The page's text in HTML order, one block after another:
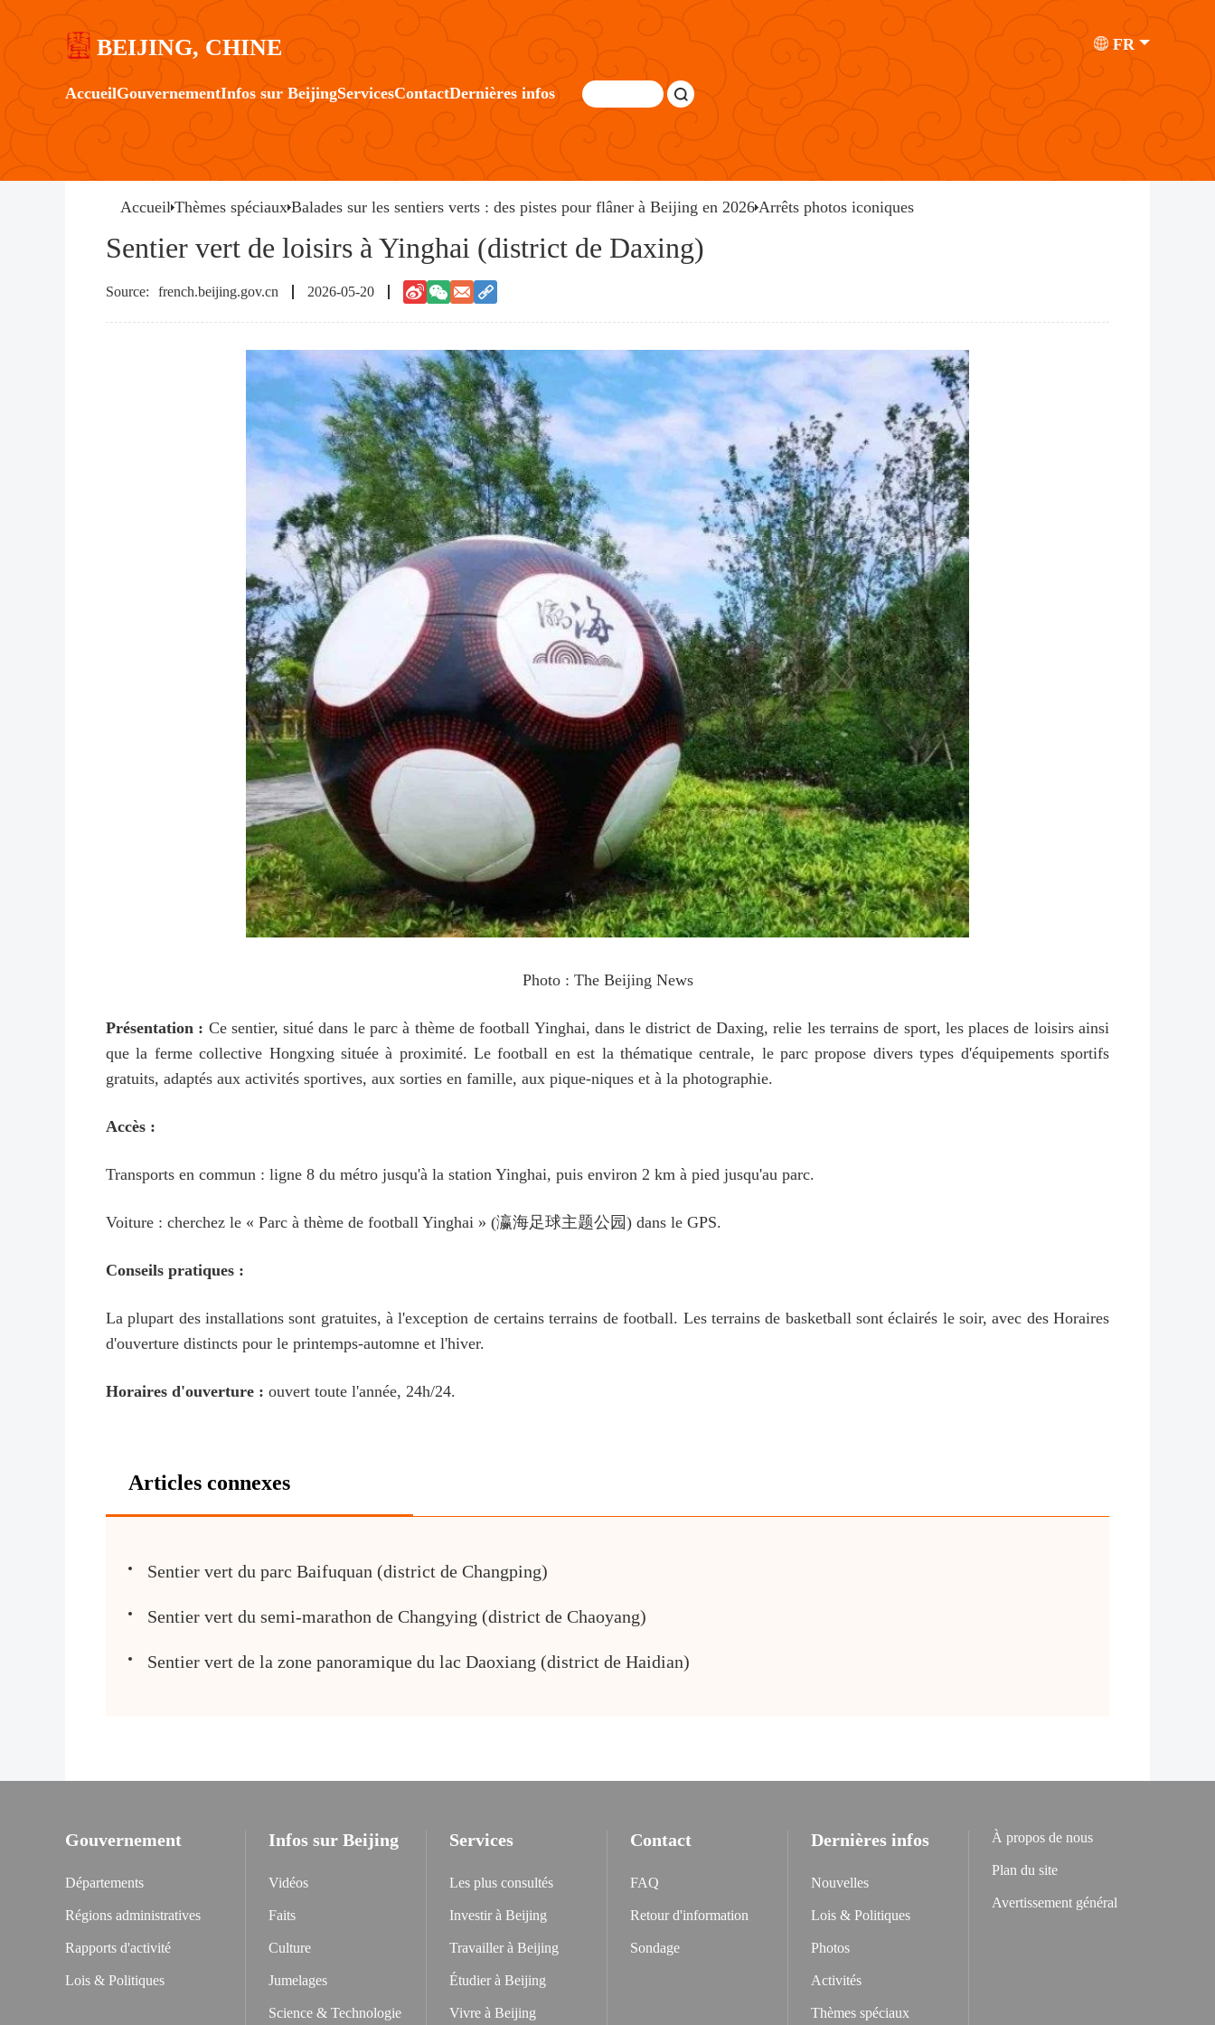
BEIJING, CHINE FR
AccueilGouvernementInfos sur BeijingServicesContactDernières infos
Accueil Thèmes spéciaux Balades sur les sentiers verts : des pistes pour flâner à Beijing en 2026 Arrêts photos iconiques
Sentier vert de loisirs à Yinghai (district de Daxing)
french.beijing.gov.cn 2026-05-20
Photo : The Beijing News
Présentation : Ce sentier, situé dans le parc à thème de football Yinghai, dans le district de Daxing, relie les terrains de sport, les places de loisirs ainsi
que la ferme collective Hongxing située à proximité. Le football en est la thématique centrale, le parc propose divers types d'équipements sportifs
gratuits, adaptés aux activités sportives, aux sorties en famille, aux pique-niques et à la photographie.
Accès :
Transports en commun : ligne 8 du métro jusqu'à la station Yinghai, puis environ 2 km à pied jusqu'au parc.
Voiture : cherchez le « Parc à thème de football Yinghai » (瀛海足球主题公园) dans le GPS.
Conseils pratiques :
La plupart des installations sont gratuites, à l'exception de certains terrains de football. Les terrains de basketball sont éclairés le soir, avec des Horaires
d'ouverture distincts pour le printemps-automne et l'hiver.
Horaires d'ouverture : ouvert toute l'année, 24h/24.
Articles connexes
Sentier vert du parc Baifuquan (district de Changping)
Sentier vert du semi-marathon de Changying (district de Chaoyang)
Sentier vert de la zone panoramique du lac Daoxiang (district de Haidian)
Gouvernement
Départements
Régions administratives
Rapports d'activité
Lois & Politiques
Infos sur Beijing
Vidéos
Faits
Culture
Jumelages
Science & Technologie
Services
Les plus consultés
Investir à Beijing
Travailler à Beijing
Étudier à Beijing
Vivre à Beijing
Contact
FAQ
Retour d'information
Sondage
Dernières infos
Nouvelles
Lois & Politiques
Photos
Activités
Thèmes spéciaux
À propos de nous
Plan du site
Avertissement général